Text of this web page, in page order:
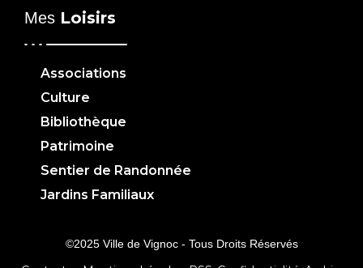
Mes Loisirs
Associations
Culture
Bibliothèque
Patrimoine
Sentier de Randonnée
Jardins Familiaux
©2025 Ville de Vignoc - Tous Droits Réservés